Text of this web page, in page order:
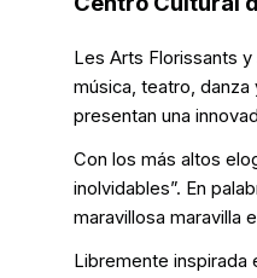
Les Arts Florissants
música, teatro,
presentan una
Con los más altos
inolvidables”. En
maravillosa maravilla
Libremente inspirada